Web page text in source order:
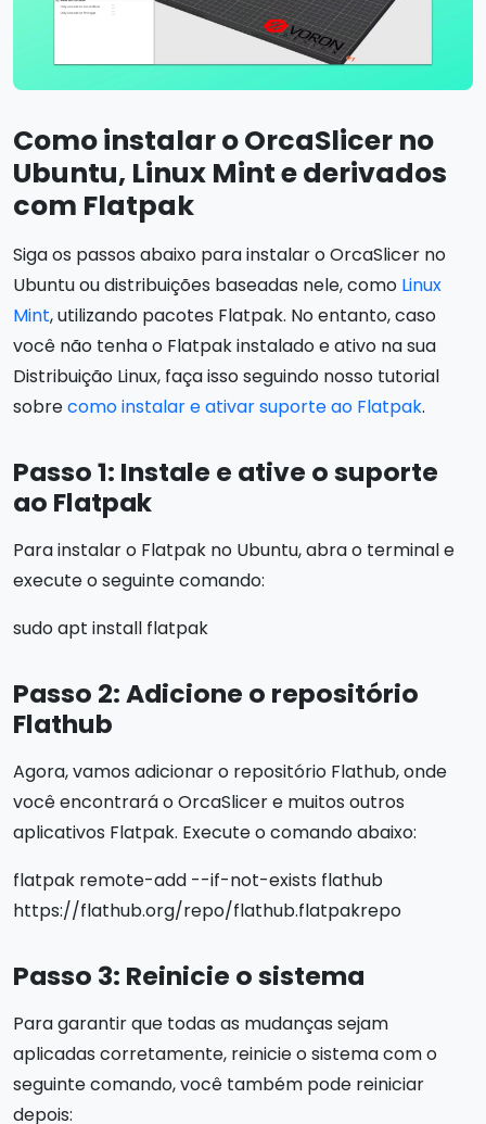
Como instalar o OrcaSlicer no
Ubuntu, Linux Mint e derivados
com Flatpak
Siga os passos abaixo para instalar o OrcaSlicer no
Ubuntu ou distribuições baseadas nele, como Linux
Mint, utilizando pacotes Flatpak. No entanto, caso
você não tenha o Flatpak instalado e ativo na sua
Distribuição Linux, faça isso seguindo nosso tutorial
sobrecomo instalar e ativar suporte ao Flatpak.
Passo 1: Instale e ative o suporte
ao Flatpak
Para instalar o Flatpak no Ubuntu, abra o terminal e
execute o seguinte comando:
sudo apt install flatpak
Passo 2: Adicione o repositório
Flathub
Agora, vamos adicionar o repositório Flathub, onde
você encontrará o OrcaSlicer e muitos outros
aplicativos Flatpak. Execute o comando abaixo:
flatpak remote-add --if-not-exists flathub
https://flathub.org/repo/flathub.flatpakrepo
Passo 3: Reinicie o sistema
Para garantir que todas as mudanças sejam
aplicadas corretamente, reinicie o sistema com o
seguinte comando, você também pode reiniciar
depois: